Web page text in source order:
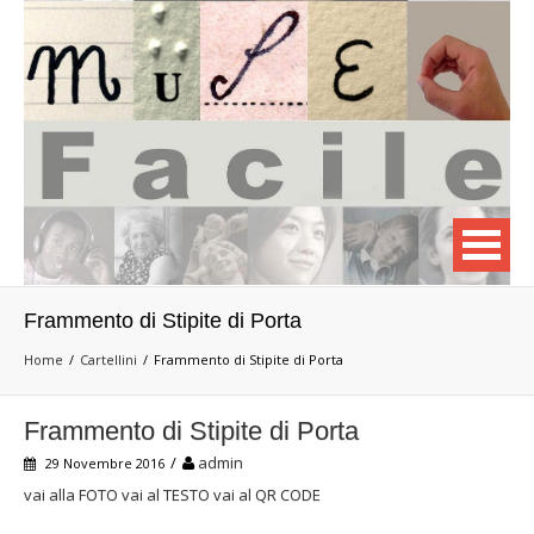
Frammento di Stipite di Porta
Home Cartellini Frammento di Stipite di Porta
Frammento di Stipite di Porta
29 Novembre 2016 /
admin
vai alla FOTO vai al TESTO vai al QR CODE